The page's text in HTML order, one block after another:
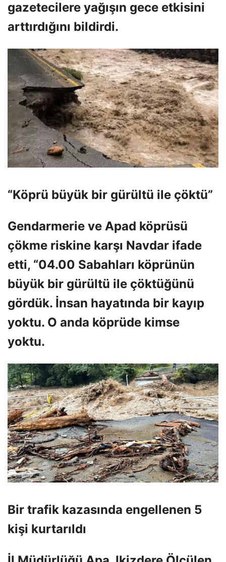
gazetecilere yağışın gece etkisini
arttırdığını bildirdi.
“Köprü büyük bir gürültü ile çöktü”
Gendarmerie ve Apad köprüsü
çökme riskine karşı Navdar ifade
etti, “04.00 Sabahları köprünün
büyük bir gürültü ile çöktüğünü
gördük. İnsan hayatında bir kayıp
yoktu. O anda köprüde kimse
yoktu.
Bir trafik kazasında engellenen 5
kişi kurtarıldı